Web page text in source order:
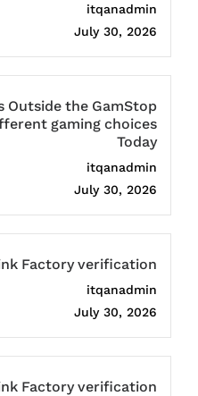
itqanadmin
July 30, 2026
Outside the GamStop
gaming choices
Today
itqanadmin
July 30, 2026
Factory verification
itqanadmin
July 30, 2026
Factory verification